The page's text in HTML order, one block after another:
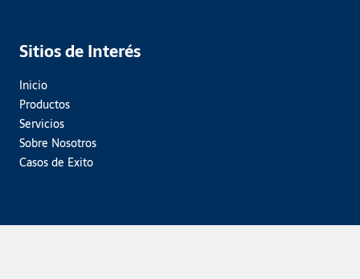
Sitios de Interés
Inicio
Productos
Servicios
Sobre Nosotros
Casos de Exito